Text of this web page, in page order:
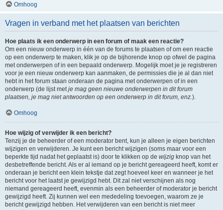
Omhoog
Vragen in verband met het plaatsen van berichten
Hoe plaats ik een onderwerp in een forum of maak een reactie?
Om een nieuw onderwerp in één van de forums te plaatsen of om een reactie
op een onderwerp te maken, klik je op de bijhorende knop op ofwel de pagina
met onderwerpen of in een bepaald onderwerp. Mogelijk moet je je registreren
voor je een nieuw onderwerp kan aanmaken, de permissies die je al dan niet
hebt in het forum staan onderaan de pagina met onderwerpen of in een
onderwerp (de lijst metje mag geen nieuwe onderwerpen in dit forum
plaatsen, je mag niet antwoorden op een onderwerp in dit forum, enz.).
Omhoog
Hoe wijzig of verwijder ik een bericht?
Tenzij je de beheerder of een moderator bent, kun je alleen je eigen berichten
wijzigen en verwijderen. Je kunt een bericht wijzigen (soms maar voor een
beperkte tijd nadat het geplaatst is) door te klikken op de wijzig knop van het
desbetreffende bericht. Als er al iemand op je bericht gereageerd heeft, komt er
onderaan je bericht een klein tekstje dat zegt hoeveel keer en wanneer je het
bericht voor het laatst je gewijzigd hebt. Dit zal niet verschijnen als nog
niemand gereageerd heeft, evenmin als een beheerder of moderator je bericht
gewijzigd heeft. Zij kunnen wel een mededeling toevoegen, waarom ze je
bericht gewijzigd hebben. Het verwijderen van een bericht is niet meer